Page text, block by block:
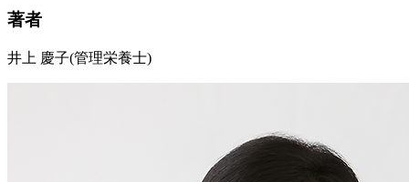
著者
井上 慶子(管理栄養士)